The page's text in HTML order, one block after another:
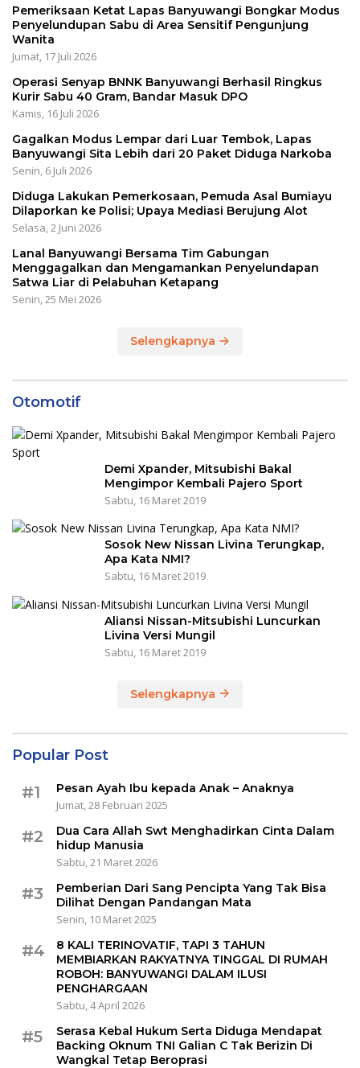
Pemeriksaan Ketat Lapas Banyuwangi Bongkar Modus
Penyelundupan Sabu di Area Sensitif Pengunjung
Wanita
Jumat, 17 Juli 2026
Operasi Senyap BNNK Banyuwangi Berhasil Ringkus
Kurir Sabu 40 Gram, Bandar Masuk DPO
Kamis, 16 Juli 2026
Gagalkan Modus Lempar dari Luar Tembok, Lapas
Banyuwangi Sita Lebih dari 20 Paket Diduga Narkoba
Senin, 6 Juli 2026
Diduga Lakukan Pemerkosaan, Pemuda Asal Bumiayu
Dilaporkan ke Polisi; Upaya Mediasi Berujung Alot
Selasa, 2 Juni 2026
Lanal Banyuwangi Bersama Tim Gabungan
Menggagalkan dan Mengamankan Penyelundapan
Satwa Liar di Pelabuhan Ketapang
Senin, 25 Mei 2026
Selengkapnya
Otomotif
Demi Xpander, Mitsubishi Bakal
Mengimpor Kembali Pajero Sport
Sabtu, 16 Maret 2019
Sosok New Nissan Livina Terungkap,
Apa Kata NMI?
Sabtu, 16 Maret 2019
Aliansi Nissan-Mitsubishi Luncurkan
Livina Versi Mungil
Sabtu, 16 Maret 2019
Selengkapnya
Popular Post
#1
Pesan Ayah Ibu kepada Anak – Anaknya
Jumat, 28 Februari 2025
#2
Dua Cara Allah Swt Menghadirkan Cinta Dalam
hidup Manusia
Sabtu, 21 Maret 2026
#3
Pemberian Dari Sang Pencipta Yang Tak Bisa
Dilihat Dengan Pandangan Mata
Senin, 10 Maret 2025
#4
8 KALI TERINOVATIF, TAPI 3 TAHUN
MEMBIARKAN RAKYATNYA TINGGAL DI RUMAH
ROBOH: BANYUWANGI DALAM ILUSI
PENGHARGAAN
Sabtu, 4 April 2026
#5
Serasa Kebal Hukum Serta Diduga Mendapat
Backing Oknum TNI Galian C Tak Berizin Di
Wangkal Tetap Beroprasi